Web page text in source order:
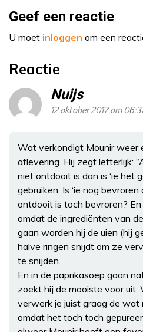
Geef een reactie
U moet inloggen om een
Reactie
Nuijs
12 oktober 2017 om
Wat verkondigt Mounir weer
aflevering. Hij zegt letterlijk:
niet ontdooit is dan is ‘ie het
gebruiken. Is ‘ie nog bevroren
ontdooit is toch bevroren?
omdat de ingrediënten van
gaan worden hij de uien (hij
halve ringen snijdt om ze
te snijden…
En in de paprikasoep gaan
zoekt hij de mooiste voor uit.
verwerk je juist graag de wat
omdat het toch toch